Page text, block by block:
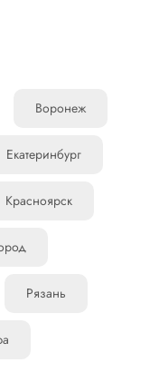
Воронеж
Екатеринбург
Красноярск
Рязань